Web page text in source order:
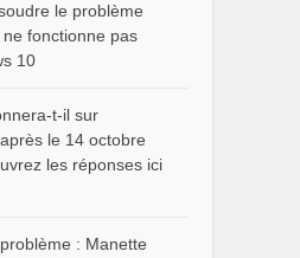
le problème
fonctionne pas
10
t-il sur
le 14 octobre
les réponses ici
: Manette